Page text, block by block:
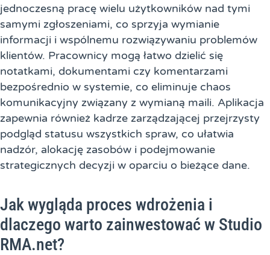
jednoczesną pracę wielu użytkowników nad tymi
samymi zgłoszeniami, co sprzyja wymianie
informacji i wspólnemu rozwiązywaniu problemów
klientów. Pracownicy mogą łatwo dzielić się
notatkami, dokumentami czy komentarzami
bezpośrednio w systemie, co eliminuje chaos
komunikacyjny związany z wymianą maili. Aplikacja
zapewnia również kadrze zarządzającej przejrzysty
podgląd statusu wszystkich spraw, co ułatwia
nadzór, alokację zasobów i podejmowanie
strategicznych decyzji w oparciu o bieżące dane.
Jak wygląda proces wdrożenia i
dlaczego warto zainwestować w Studio
RMA.net?